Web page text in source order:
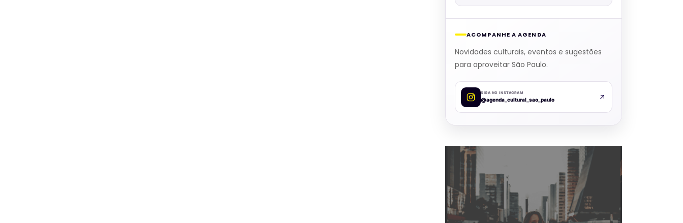
ACOMPANHE A AGENDA
Novidades culturais, eventos e sugestões
para aproveitar São Paulo.
SIGA NO INSTAGRAM
@agenda_cultural_sao_paulo